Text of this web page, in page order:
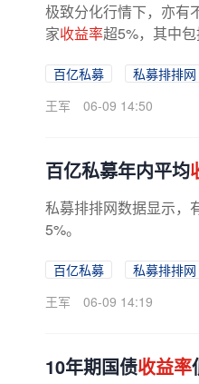
极致分化行情下，亦有
家收益率超5%，其中
百亿私募 私募排排网
王军
06-09 14:50
百亿私募年内平均
私募排排网数据显示，
5%。
百亿私募 私募排排网
王军
06-09 14:19
10年期国债收益率